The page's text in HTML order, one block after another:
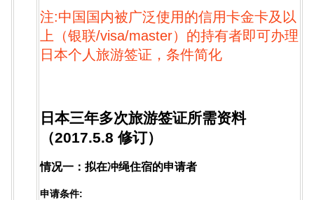
注:中国国内被广泛使用的信用卡金卡及以
上（银联/visa/master）的持有者即可办理
日本个人旅游签证，条件简化
日本三年多次旅游签证所需资料
（2017.5.8 修订）
情况一：拟在冲绳住宿的申请者
申请条件: